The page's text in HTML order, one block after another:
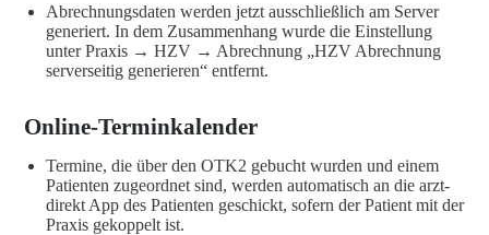
Abrechnungsdaten werden jetzt ausschließlich am Server
generiert. In dem Zusammenhang wurde die Einstellung
unter Praxis → HZV → Abrechnung „HZV Abrechnung
serverseitig generieren“ entfernt.
Online-Terminkalender
Termine, die über den OTK2 gebucht wurden und einem
Patienten zugeordnet sind, werden automatisch an die arzt-
direkt App des Patienten geschickt, sofern der Patient mit der
Praxis gekoppelt ist.